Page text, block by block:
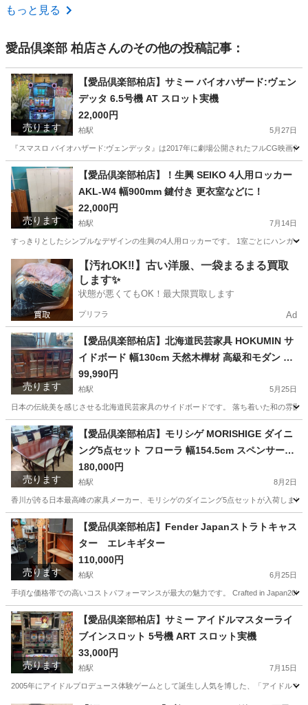
千葉 柏市
もっと見る
愛品倶楽部 柏店さんのその他の投稿記事：
売ります
【愛品倶楽部柏店】サミー バイオハザード:ヴェン
デッタ 6.5号機 AT スロット実機
22,000円
柏駅 5月27日
『スマスロ バイオハザード:ヴェンデッタ』は2017年に劇場公開されたフルCG映画
千葉 柏市 柏駅 その他 実機
売ります
【愛品倶楽部柏店】！生興 SEIKO 4人用ロッカー
AKL-W4 幅900mm 鍵付き 更衣室などに！
22,000円
柏駅 7月14日
すっきりとしたシンプルなデザインの生興の4人用ロッカーです。 1室ごとにハンガ
千葉 柏市 柏駅 オフィス用家具
【汚れOK‼️】古い洋服、一袋まるまる買取
します✨
状態が悪くてもOK！最大限買取します
プリフラ Ad
売ります
【愛品倶楽部柏店】北海道民芸家具 HOKUMIN サ
イドボード 幅130cm 天然木樺材 高級和モダン キ
ャビネット
99,990円
柏駅 5月25日
日本の伝統美を感じさせる北海道民芸家具のサイドボードです。 落ち着いた和の雰
千葉 柏市 柏駅 収納家具 民芸
売ります
【愛品倶楽部柏店】モリシゲ MORISHIGE ダイニ
ング5点セット フローラ 幅154.5cm スペンサーチ
ェア4脚
180,000円
柏駅 8月2日
香川が誇る日本最高峰の家具メーカー、モリシゲのダイニング5点セットが入荷しま
千葉 柏市 柏駅 ダイニングセット
売ります
【愛品倶楽部柏店】Fender Japanストラトキャス
ター エレキギター
110,000円
柏駅 6月25日
手頃な価格帯での高いコストパフォーマンスが最大の魅力です。 Crafted in
千葉 柏市 柏駅 弦楽器、ギター
売ります
【愛品倶楽部柏店】サミー アイドルマスターライ
ブインスロット 5号機 ART スロット実機
33,000円
柏駅 7月15日
2005年にアイドルプロデュース体験ゲームとして誕生し人気を博した、「アイドルマ